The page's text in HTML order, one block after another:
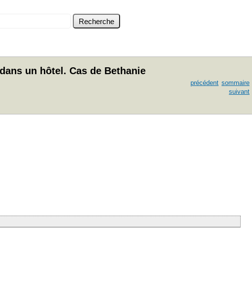
un hôtel. Cas de Bethanie
précédent sommaire
suivant